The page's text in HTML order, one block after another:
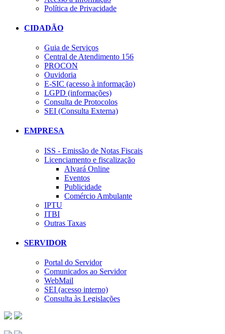
Política de Privacidade
CIDADÃO
Guia de Serviços
Central de Atendimento 156
PROCON
Ouvidoria
E-SIC (acesso à informação)
LGPD (informações)
Consulta de Protocolos
SEI (Consulta Externa)
EMPRESA
ISS - Emissão de Notas Fiscais
Licenciamento e fiscalização
Alvará Online
Eventos
Publicidade
Comércio Ambulante
IPTU
ITBI
Outras Taxas
SERVIDOR
Portal do Servidor
Comunicados ao Servidor
WebMail
SEI (acesso interno)
Consulta às Legislações